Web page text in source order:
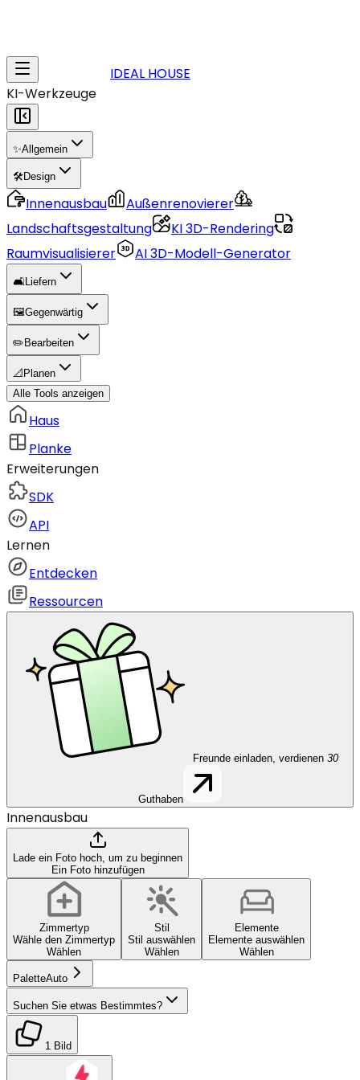
IDEAL HOUSE
KI-Werkzeuge
✨Allgemein
🛠️Design
Innenausbau
Außenrenovierer
Landschaftsgestaltung
KI 3D-Rendering
Raumvisualisierer
AI 3D-Modell-Generator
🛋️Liefern
🖼️Gegenwärtig
✏️ Bearbeiten
📐 Planen
Alle Tools anzeigen
Haus
Planke
Erweiterungen
SDK
API
Lernen
Entdecken
Ressourcen
Freunde einladen, verdienen 30
Guthaben
Innenausbau
Lade ein Foto hoch, um zu beginnen
Ein Foto hinzufügen
Zimmertyp
Wähle den Zimmertyp
Wählen
Stil
Stil auswählen
Wählen
Elemente
Elemente auswählen
Wählen
PaletteAuto
Suchen Sie etwas Bestimmtes?
1 Bild